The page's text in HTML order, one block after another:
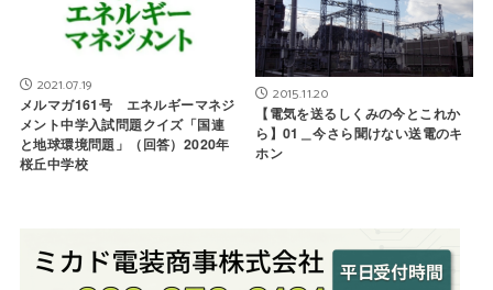
2021.07.19
メルマガ161号 エネルギーマネジ
メント中学入試問題クイズ「国連
と地球環境問題」（回答）2020年
桜丘中学校
2015.11.20
【電気を送るしくみの今とこれか
ら】01＿今さら聞けない送電のキ
ホン